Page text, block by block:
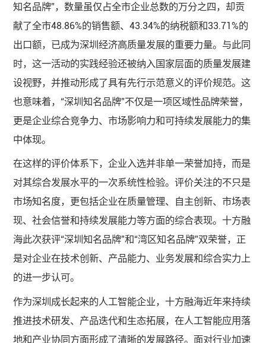
知名品牌”，数量虽仅占全市企业总数的万分之四，却贡
献了全市48.86%的销售额、43.34%的纳税额和33.71%的
出口额，已成为深圳经济高质量发展的重要力量。与此同
时，这一活动的实践经验还被纳入国家层面的质量发展建
设视野，并推动形成了具有先行示范意义的评价规范。这
也意味着，“深圳知名品牌”不仅是一项区域性品牌荣誉，
更是企业综合竞争力、市场影响力和可持续发展能力的集
中体现。
在这样的评价体系下，企业入选并非单一荣誉加持，而是
对其综合发展水平的一次系统性检验。评价关注的不只是
市场知名度，更包括企业在质量管理、自主创新、市场表
现、社会信誉和持续发展能力等方面的综合表现。十方融
海此次获评“深圳知名品牌”和“湾区知名品牌”双荣誉，正
是对企业在技术创新、产品能力、业务发展和综合实力上
的进一步认可。
作为深圳成长起来的人工智能企业，十方融海近年来持续
推进技术研发、产品迭代和生态拓展，在人工智能应用落
地和产业协同方面形成了清晰的发展路径。面对行业加速